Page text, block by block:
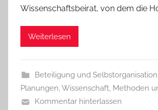
Wissenschaftsbeirat, von dem die
Weiterlesen
Beteiligung und Selbstorganisation
Planungen,Wissenschaft, Methoden
Kommentar hinterlassen